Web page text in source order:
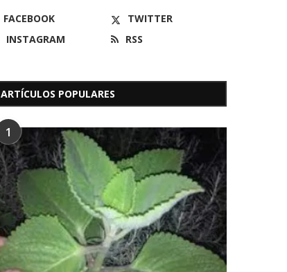
FACEBOOK
TWITTER
INSTAGRAM
RSS
ARTÍCULOS POPULARES
1